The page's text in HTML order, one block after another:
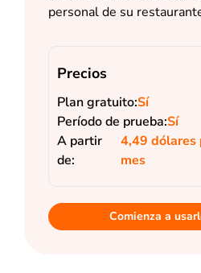
personal de su
Precios
Plan gratuito:Sí
Período de prueba:Sí
A partir
de:
4,49 dólares
mes
Comienza a